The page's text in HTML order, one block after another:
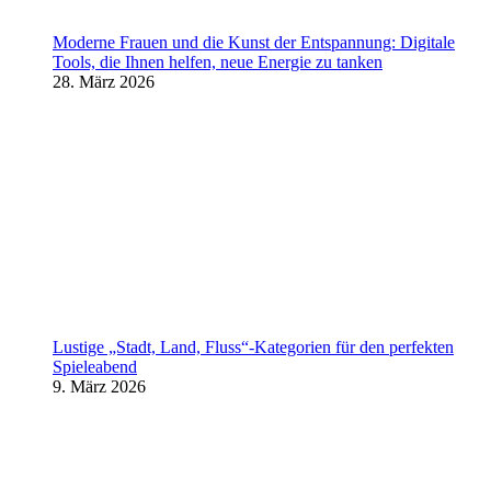
Moderne Frauen und die Kunst der Entspannung: Digitale
Tools, die Ihnen helfen, neue Energie zu tanken
28. März 2026
Lustige „Stadt, Land, Fluss“-Kategorien für den perfekten
Spieleabend
9. März 2026